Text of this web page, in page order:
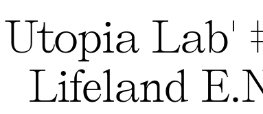
Utopia Lab'
Lifeland